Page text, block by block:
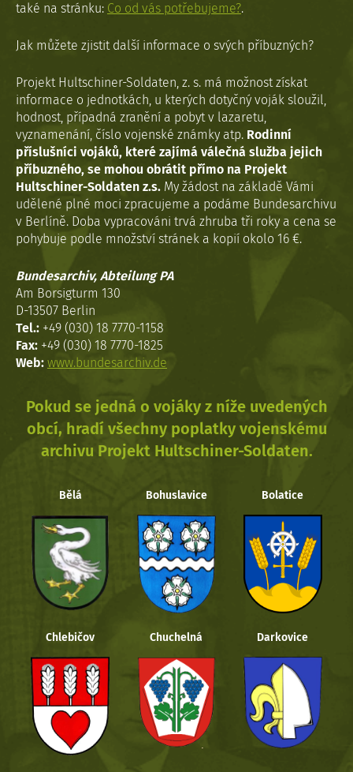
také na stránku: Co od vás potřebujeme?.
Jak můžete zjistit další informace o svých příbuzných?
Projekt Hultschiner-Soldaten, z. s. má možnost získat
informace o jednotkách, u kterých dotyčný voják sloužil,
hodnost, případná zranění a pobyt v lazaretu,
vyznamenání, číslo vojenské známky atp. Rodinní
příslušníci vojáků, které zajímá válečná služba jejich
příbuzného, se mohou obrátit přímo na Projekt
Hultschiner-Soldaten z.s. My žádost na základě Vámi
udělené plné moci zpracujeme a podáme Bundesarchivu
v Berlíně. Doba vypracováni trvá zhruba tři roky a cena se
pohybuje podle množství stránek a kopií okolo 16 €.
Bundesarchiv, Abteilung PA
Am Borsigturm 130
D-13507 Berlin
Tel.: +49 (030) 18 7770-1158
Fax: +49 (030) 18 7770-1825
Web: www.bundesarchiv.de
Pokud se jedná o vojáky z níže uvedených
obcí, hradí všechny poplatky vojenskému
archivu Projekt Hultschiner-Soldaten.
Bělá Bohuslavice Bolatice
Chlebičov Chuchelná Darkovice